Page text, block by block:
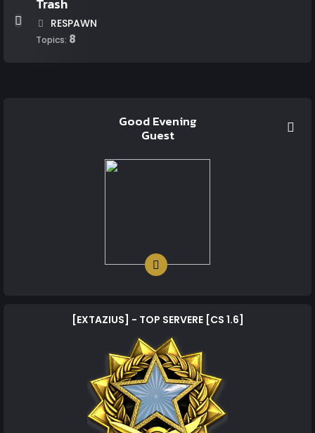
Trash
RESPAWN
Topics: 8
Good Evening
Guest
[EXTAZIUS] - TOP SERVERE [CS 1.6]